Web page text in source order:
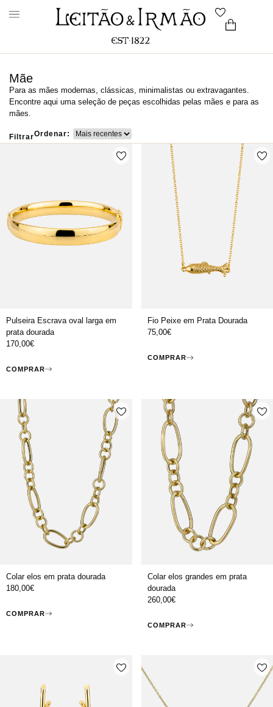
Mãe
Para as mães modernas, clássicas, minimalistas ou extravagantes.
Encontre aqui uma seleção de peças escolhidas pelas mães e para as
mães.
FiltrarOrdenar:
Pulseira Escrava oval larga em
prata dourada
170,00€
COMPRAR
Fio Peixe em Prata Dourada
75,00€
COMPRAR
Colar elos em prata dourada
180,00€
COMPRAR
Colar elos grandes em prata
dourada
260,00€
COMPRAR